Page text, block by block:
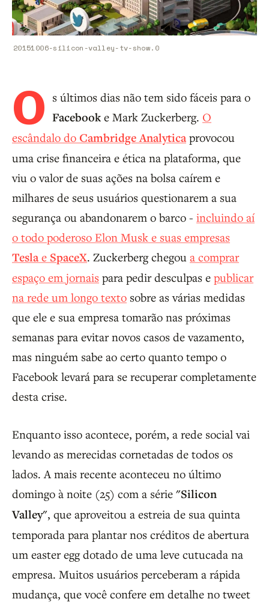
20151006-silicon-valley-tv-show.0
O s últimos dias não tem sido fáceis para o
Facebook e Mark Zuckerberg. O
escândalo do Cambridge Analyticaprovocou
uma crise financeira e ética na plataforma, que
viu o valor de suas ações na bolsa caírem e
milhares de seus usuários questionarem a sua
segurança ou abandonarem o barco - incluindo aí
o todo poderoso Elon Musk e suas empresas
Teslae SpaceX. Zuckerberg chegou a comprar
espaço em jornais para pedir desculpas e publicar
na rede um longo texto sobre as várias medidas
que ele e sua empresa tomarão nas próximas
semanas para evitar novos casos de vazamento,
mas ninguém sabe ao certo quanto tempo o
Facebook levará para se recuperar completamente
desta crise.
Enquanto isso acontece, porém, a rede social vai
levando as merecidas cornetadas de todos os
lados. A mais recente aconteceu no último
domingo à noite (25) com a série "Silicon
Valley", que aproveitou a estreia de sua quinta
temporada para plantar nos créditos de abertura
um easter egg dotado de uma leve cutucada na
empresa. Muitos usuários perceberam a rápida
mudança, que você confere em detalhe no tweet